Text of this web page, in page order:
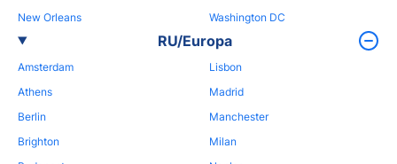
New Orleans
Washington DC
RU/Europa
Amsterdam
Athens
Berlin
Brighton
Lisbon
Madrid
Manchester
Milan